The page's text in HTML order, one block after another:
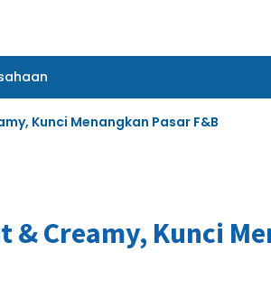
Kunci Menangkan Pasar F&B
& Creamy, Kunci